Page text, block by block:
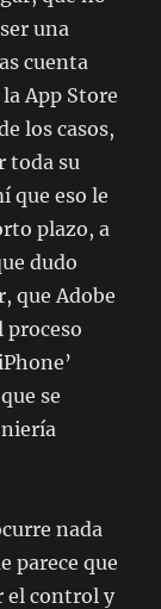
una
cuenta
App Store
los casos,
toda su
que eso le
plazo, a
dudo
que Adobe
proceso
se
nada
parece que
el control y